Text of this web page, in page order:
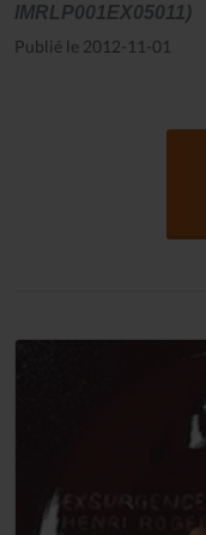
IMRLP001EX05011)
Publié le 2012-11-01